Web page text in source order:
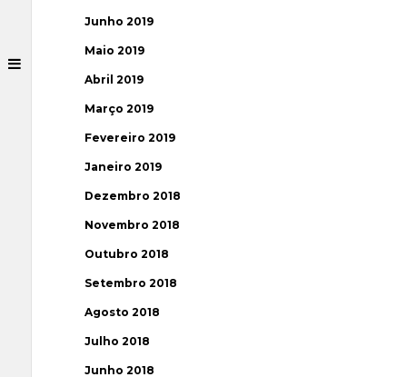
Junho 2019
Maio 2019
Abril 2019
Março 2019
Fevereiro 2019
Janeiro 2019
Dezembro 2018
Novembro 2018
Outubro 2018
Setembro 2018
Agosto 2018
Julho 2018
Junho 2018